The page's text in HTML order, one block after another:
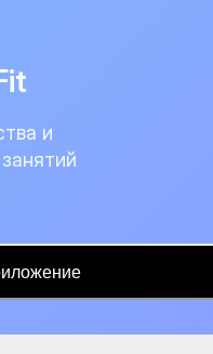
и